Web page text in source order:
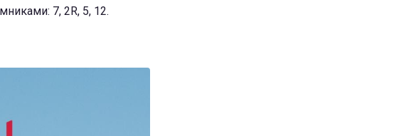
7, 2R, 5, 12.